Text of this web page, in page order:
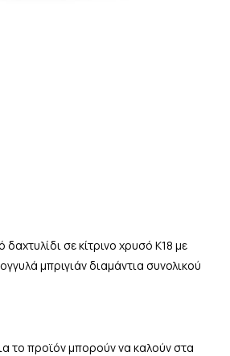
σε κίτρινο χρυσό Κ18 με
μπριγιάν διαμάντια συνολικού
το προϊόν μπορούν να καλούν στα